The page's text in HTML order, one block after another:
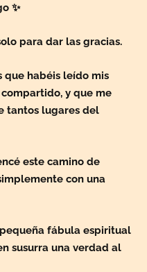
✨
para dar las gracias.
que habéis leído mis
y que me
tantos lugares del
este camino de
con una
pequeña fábula espiritual
susurra una verdad al